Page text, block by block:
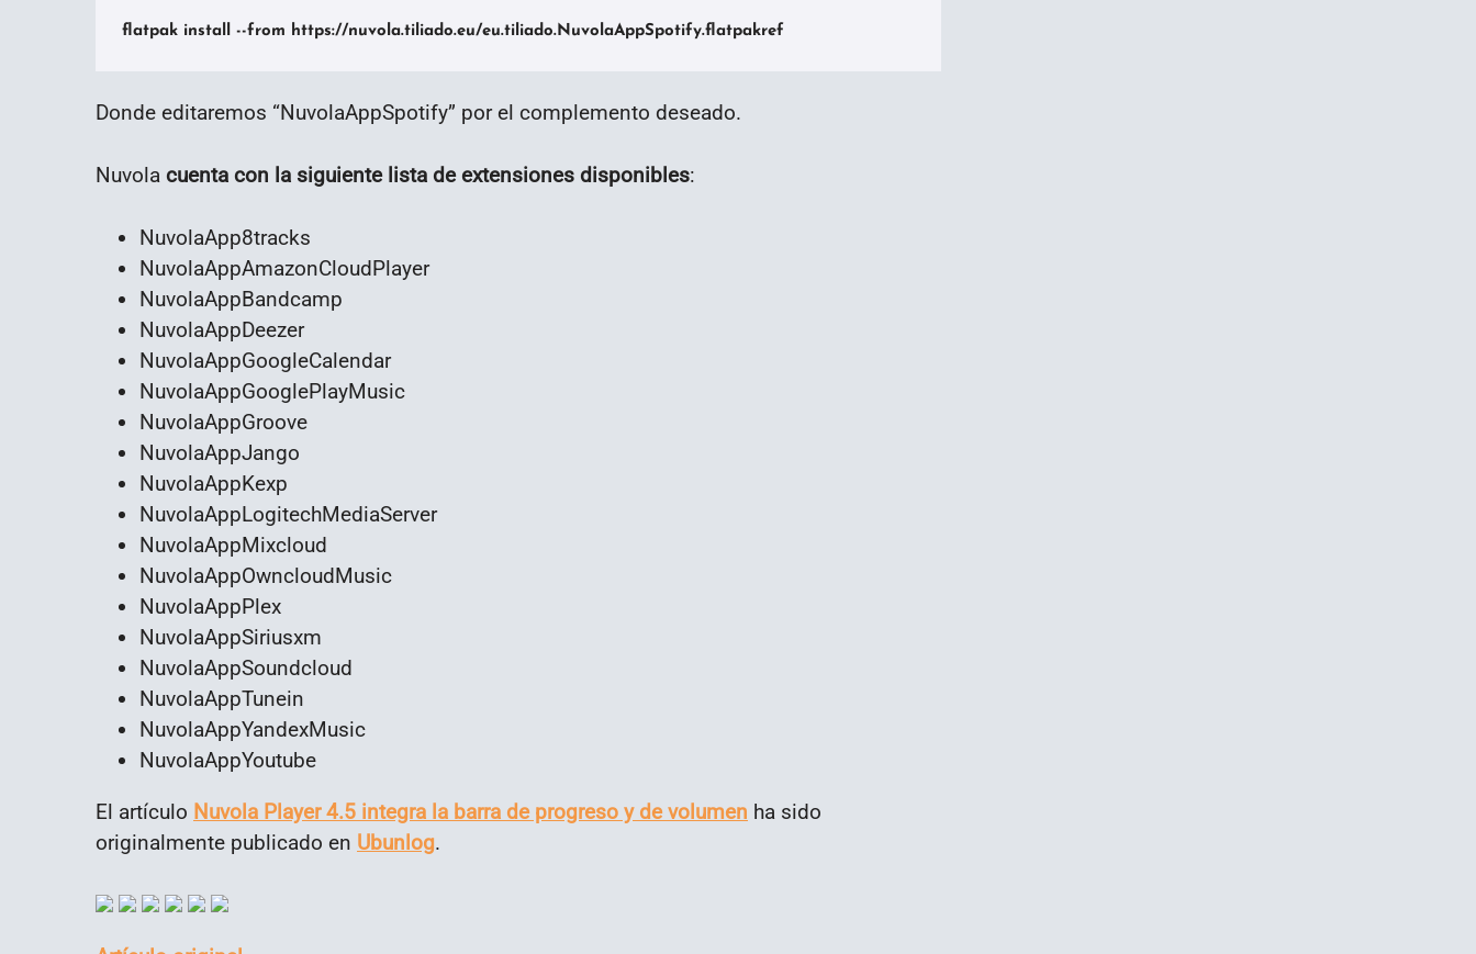
Donde editaremos “NuvolaAppSpotify” por el complemento deseado.
Nuvola cuenta con la siguiente lista de extensiones disponibles:
NuvolaApp8tracks
NuvolaAppAmazonCloudPlayer
NuvolaAppBandcamp
NuvolaAppDeezer
NuvolaAppGoogleCalendar
NuvolaAppGooglePlayMusic
NuvolaAppGroove
NuvolaAppJango
NuvolaAppKexp
NuvolaAppLogitechMediaServer
NuvolaAppMixcloud
NuvolaAppOwncloudMusic
NuvolaAppPlex
NuvolaAppSiriusxm
NuvolaAppSoundcloud
NuvolaAppTunein
NuvolaAppYandexMusic
NuvolaAppYoutube
El artículo Nuvola Player 4.5 integra la barra de progreso y de volumen ha sido
originalmente publicado en Ubunlog.